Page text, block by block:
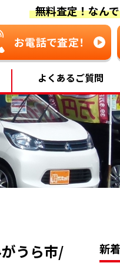
無料査定！なん
よくあるご質問
うら市/
新